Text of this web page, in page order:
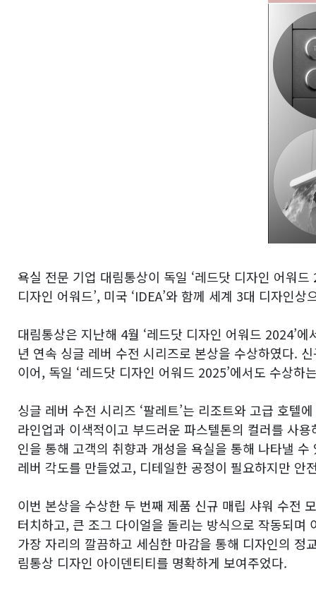
욕실 전문 기업 대림통상이 독일 ‘레드닷 디자인 어워
디자인 어워드’, 미국 ‘IDEA’와 함께 세계 3대 디자인
대림통상은 지난해 4월 ‘레드닷 디자인 어워드 2024’
년 연속 싱글 레버 수전 시리즈로 본상을 수상하였다.
이어, 독일 ‘레드닷 디자인 어워드 2025’에서도 수상
싱글 레버 수전 시리즈 ‘팔레트’는 리조트와 고급 호텔
라인업과 이색적이고 부드러운 파스텔톤의 컬러를 사
인을 통해 고객의 취향과 개성을 욕실을 통해 나타낼
레버 각도를 만들었고, 디테일한 공정이 필요하지만
이번 본상을 수상한 두 번째 제품 신규 매립 샤워 수전
터치하고, 큰 조그 다이얼을 돌리는 방식으로 작동되
가장 자리의 깔끔하고 세심한 마감을 통해 디자인의
림통상 디자인 아이덴티티를 명확하게 보여주었다.